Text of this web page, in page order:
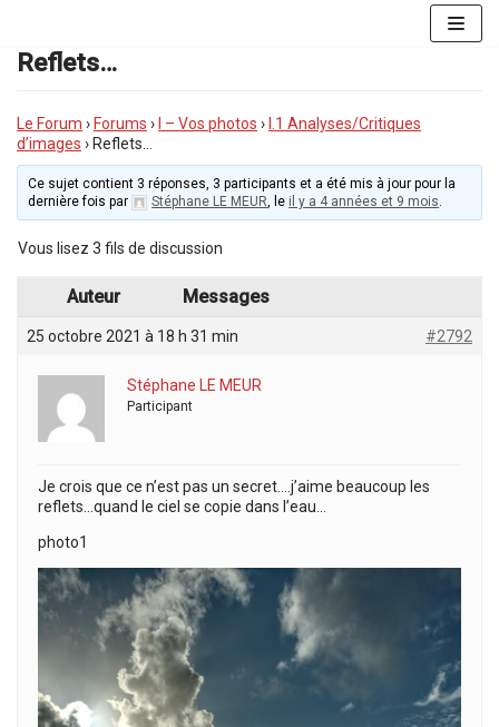
au
contenu
Reflets…
Le Forum › Forums › I – Vos photos ›
I.1 Analyses/Critiques
d’images › Reflets…
Ce sujet contient 3 réponses, 3 participants et a été mis à jour pour la
dernière fois par
Stéphane LE MEUR, le il y a 4 années et 9 mois.
Vous lisez 3 fils de discussion
Auteur Messages
25 octobre 2021 à 18 h 31 min #2792
Stéphane LE MEUR
Participant
Je crois que ce n’est pas un secret….j’aime beaucoup les
reflets…quand le ciel se copie dans l’eau…
photo1